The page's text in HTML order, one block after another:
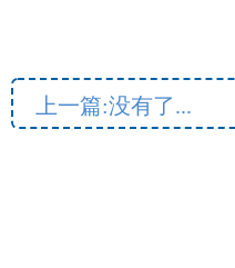
上一篇:没有了...